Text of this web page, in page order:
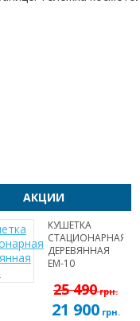
АКЦИИ
КУШЕТКА
СТАЦИОНАРНАЯ
ДЕРЕВЯННАЯ
EM-10
25 490грн.
21 900грн.